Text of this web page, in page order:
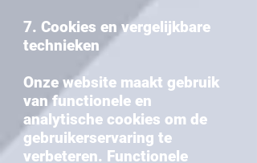
7. Cookies en vergelijkbare
technieken
Onze website maakt gebruik
van functionele en
analytische cookies om de
gebruikerservaring te
verbeteren. Functionele